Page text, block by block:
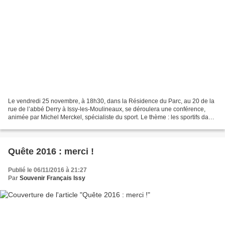
Le vendredi 25 novembre, à 18h30, dans la Résidence du Parc, au 20 de la
rue de l’abbé Derry à Issy-les-Moulineaux, se déroulera une conférence,
animée par Michel Merckel, spécialiste du sport. Le thème : les sportifs dans
Quête 2016 : merci !
Publié le 06/11/2016 à 21:27
Par Souvenir Français Issy